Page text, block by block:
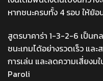
หากชนะครบทั้ง 4 รอบ ให้ย้อ
สูตรบาคาร่า 1-3-2-6 เป็นก
ชนะเกมได้อย่างรวดเร็ว แ
การเล่น และลดความเสี่ยง
Paroli